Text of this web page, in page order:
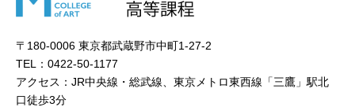
〒180-0006 東京都武蔵野市中町1-27-2
TEL：0422-50-1177
アクセス：JR中央線・総武線、東京メトロ東西線「三鷹」駅北
口徒歩3分